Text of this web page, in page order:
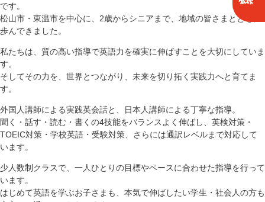
です。
松山市・東温市を中心に、2歳からシニアまで、地域の皆さまとともに
歩んできました。
私たちは、質の高い指導で英語力を確実に伸ばすことを大切にしていま
す。
そしてその力を、世界とつながり、未来を切り拓く実践力へと育てま
す。
外国人講師による実践英会話と、日本人講師による丁寧な指導。
聞く・話す・読む・書くの4技能をバランスよく伸ばし、英検対策・
TOEIC対策・学校英語・受験対策、さらには通訳レベルまで対応して
います。
少人数制クラスで、一人ひとりの目標やペースに合わせた指導を行って
います。
はじめて英語を学ぶお子さまも、本気で伸ばしたい学生・社会人の方も